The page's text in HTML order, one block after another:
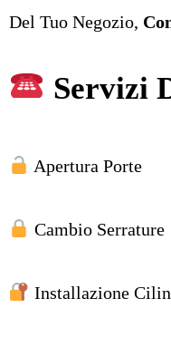
Del Tuo Negozio,
Servizi
Apertura Porte
Cambio Serrature
Installazione